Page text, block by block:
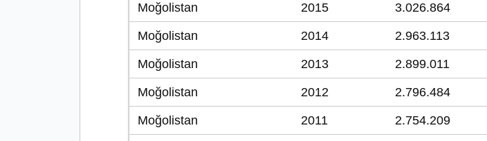
Moğolistan 2015 3.026.864
Moğolistan 2014 2.963.113
Moğolistan 2013 2.899.011
Moğolistan 2012 2.796.484
Moğolistan 2011 2.754.209